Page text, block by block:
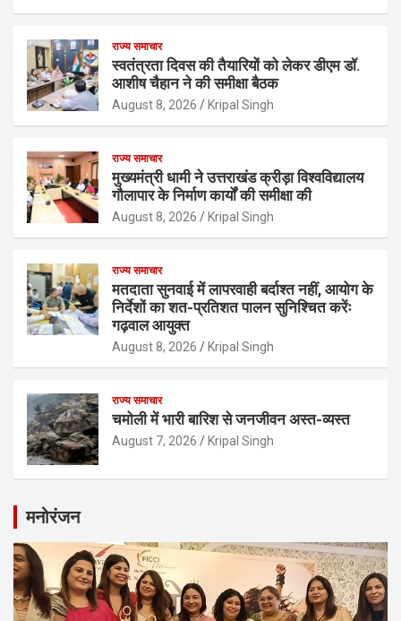
राज्य समाचार
स्वतंत्रता दिवस की तैयारियों को लेकर डीएम डॉ.
आशीष चैहान ने की समीक्षा बैठक
August 8, 2026 Kripal Singh
राज्य समाचार
मुख्यमंत्री धामी ने उत्तराखंड क्रीड़ा विश्वविद्यालय
गौलापार के निर्माण कार्यों की समीक्षा की
August 8, 2026 Kripal Singh
राज्य समाचार
मतदाता सुनवाई में लापरवाही बर्दाश्त नहीं, आयोग के
निर्देशों का शत-प्रतिशत पालन सुनिश्चित करेंः
गढ़वाल आयुक्त
August 8, 2026 Kripal Singh
राज्य समाचार
चमोली में भारी बारिश से जनजीवन अस्त-व्यस्त
August 7, 2026 Kripal Singh
मनोरंजन